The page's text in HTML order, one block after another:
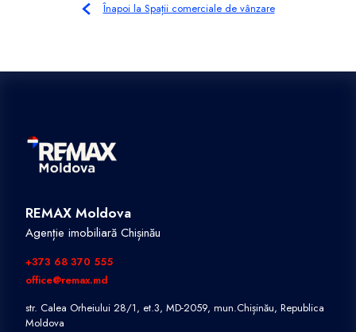
Înapoi la Spații comerciale de vânzare
REMAX Moldova
Agenție imobiliară Chișinău
+373 68 370 555
office@remax.md
str. Calea Orheiului 28/1, et.3, MD-2059, mun.Chișinău, Republica
Moldova